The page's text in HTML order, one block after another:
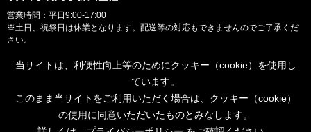
営業時間：平日9:00-17:00
※土日、祝祭日は休業となります。配送等の対応もできませんのでご了承くだ
さい。
当サイトは、利便性向上等のためにクッキー（cookie）を使用し
ています。
このまま当サイトをご利用いただく場合は、クッキー（cookie）
の使用に同意いただいたものとみなします。